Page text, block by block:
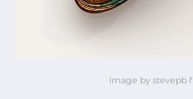
Image by stevepb